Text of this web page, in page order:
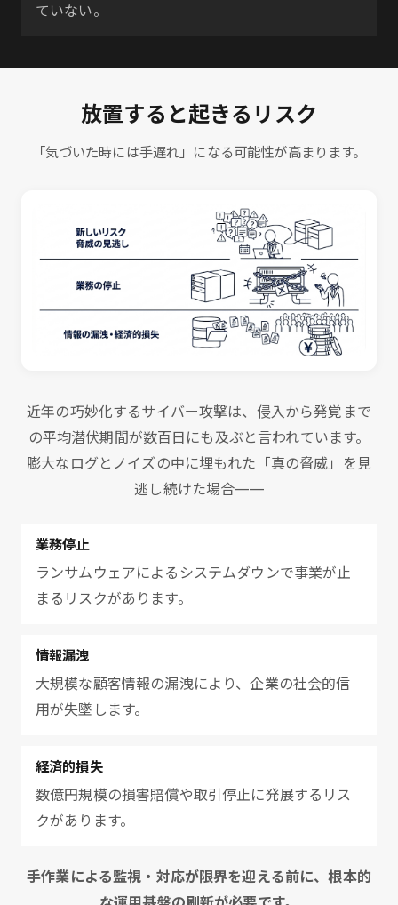
ていない。
放置すると起きるリスク
「気づいた時には手遅れ」になる可能性が高まります。
近年の巧妙化するサイバー攻撃は、侵入から発覚まで
の平均潜伏期間が数百日にも及ぶと言われています。
膨大なログとノイズの中に埋もれた「真の脅威」を見
逃し続けた場合——
業務停止
ランサムウェアによるシステムダウンで事業が止
まるリスクがあります。
情報漏洩
大規模な顧客情報の漏洩により、企業の社会的信
用が失墜します。
経済的損失
数億円規模の損害賠償や取引停止に発展するリス
クがあります。
手作業による監視・対応が限界を迎える前に、根本的